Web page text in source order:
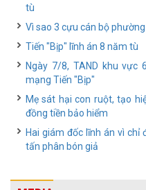
tù
Vì sao 3 cựu cán bộ
Tiến "Bịp" lĩnh án 8 năm tù
Ngày 7/8, TAND khu vực
mạng Tiến "Bịp"
Mẹ sát hại con ruột, tạo
đồng tiền bảo hiểm
Hai giám đốc lĩnh án vì chỉ
tấn phân bón giả